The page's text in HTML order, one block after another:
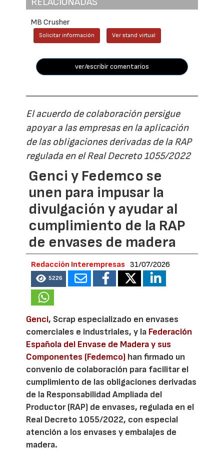
MB Crusher
Solicitar información Ver stand virtual
ver/escribir comentarios
El acuerdo de colaboración persigue
apoyar a las empresas en la aplicación
de las obligaciones derivadas de la RAP
regulada en el Real Decreto 1055/2022
Genci y Fedemco se
unen para impusar la
divulgación y ayudar al
cumplimiento de la RAP
de envases de madera
Redacción Interempresas 31/07/2026
5226
Genci, Scrap especializado en envases
comerciales e industriales, y la Federación
Española del Envase de Madera y sus
Componentes (Fedemco) han firmado un
convenio de colaboración para facilitar el
cumplimiento de las obligaciones derivadas
de la Responsabilidad Ampliada del
Productor (RAP) de envases, regulada en el
Real Decreto 1055/2022, con especial
atención a los envases y embalajes de
madera.